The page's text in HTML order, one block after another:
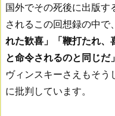
国外でその死後に出版す
されるこの回想録の中で
れた歓喜」「鞭打たれ、
と命令されるのと同じだ」
ヴィンスキーさえもそ
に批判しています。